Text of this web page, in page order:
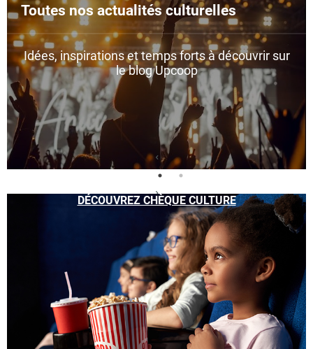
Toutes nos actualités culturelles
Idées, inspirations et temps forts à découvrir sur
le blog Upcoop
DÉCOUVREZ CHÈQUE CULTURE